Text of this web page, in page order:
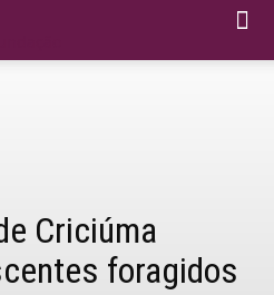
Criciúma
foragidos